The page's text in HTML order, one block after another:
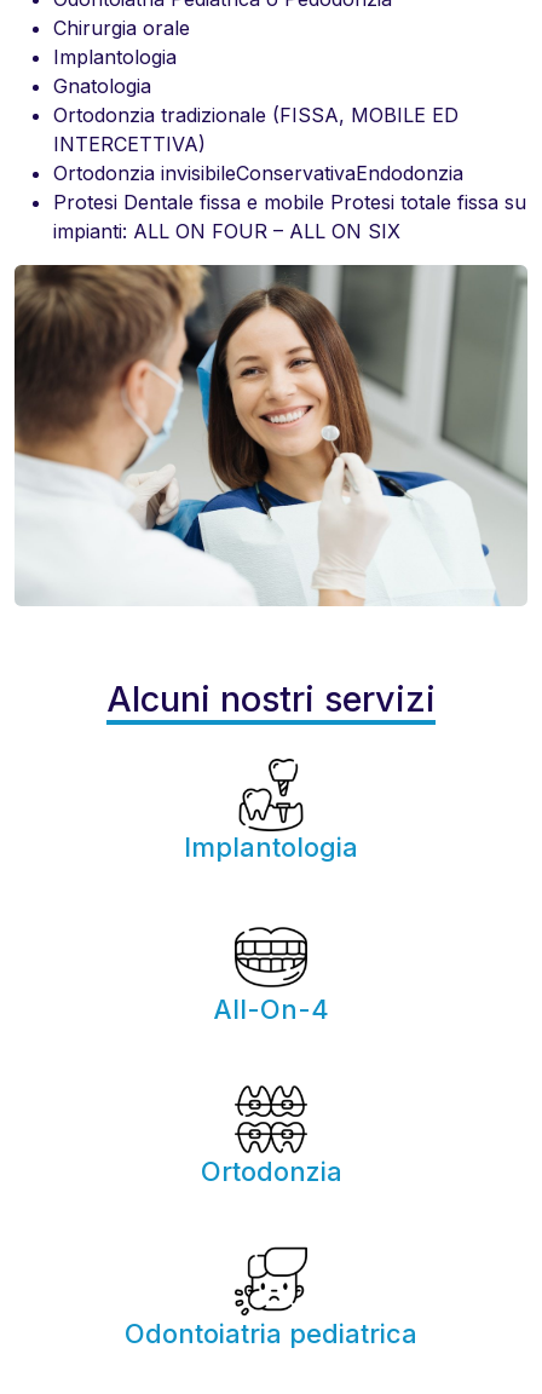
Chirurgia orale
Implantologia
Gnatologia
Ortodonzia tradizionale (FISSA, MOBILE ED
INTERCETTIVA)
Ortodonzia invisibileConservativaEndodonzia
Protesi Dentale fissa e mobile Protesi totale fissa su
impianti: ALL ON FOUR – ALL ON SIX
Alcuni nostri servizi
Implantologia
All-On-4
Ortodonzia
Odontoiatria pediatrica